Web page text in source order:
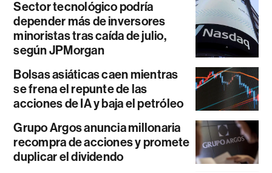
Sector tecnológico podría
depender más de inversores
minoristas tras caída de julio,
según JPMorgan
Bolsas asiáticas caen mientras
se frena el repunte de las
acciones de IA y baja el petróleo
Grupo Argos anuncia millonaria
recompra de acciones y promete
duplicar el dividendo